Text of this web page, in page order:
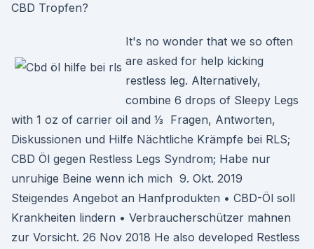
CBD Tropfen?
It's no wonder that we so often
are asked for help kicking
restless leg. Alternatively,
combine 6 drops of Sleepy Legs
with 1 oz of carrier oil and ⅓ Fragen, Antworten,
Diskussionen und Hilfe Nächtliche Krämpfe bei RLS;
CBD Öl gegen Restless Legs Syndrom; Habe nur
unruhige Beine wenn ich mich 9. Okt. 2019
Steigendes Angebot an Hanfprodukten • CBD-Öl soll
Krankheiten lindern • Verbraucherschützer mahnen
zur Vorsicht. 26 Nov 2018 He also developed Restless